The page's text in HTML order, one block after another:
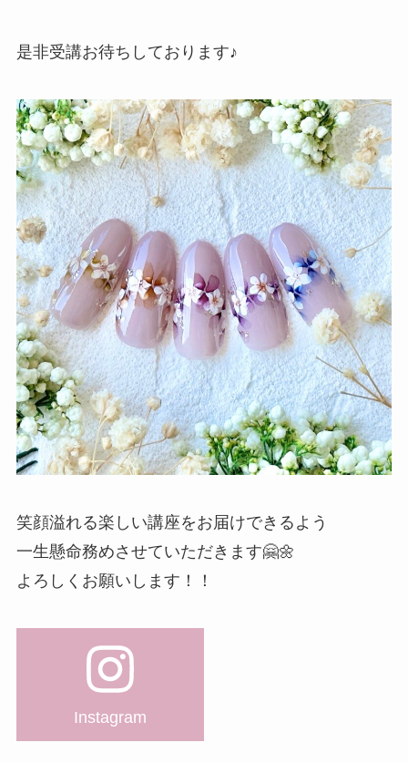
是非受講お待ちしております♪
笑顔溢れる楽しい講座をお届けできるよう
一生懸命務めさせていただきます🤗🌼
よろしくお願いします！！
Instagram